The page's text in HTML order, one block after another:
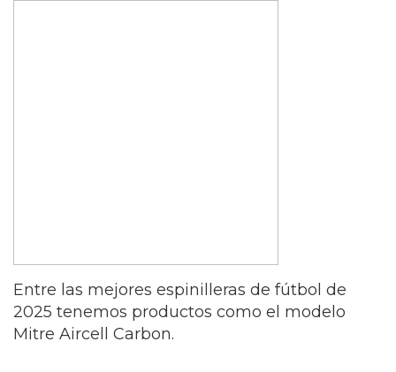
Entre las mejores espinilleras de fútbol de
2025 tenemos productos como el modelo
Mitre Aircell Carbon.